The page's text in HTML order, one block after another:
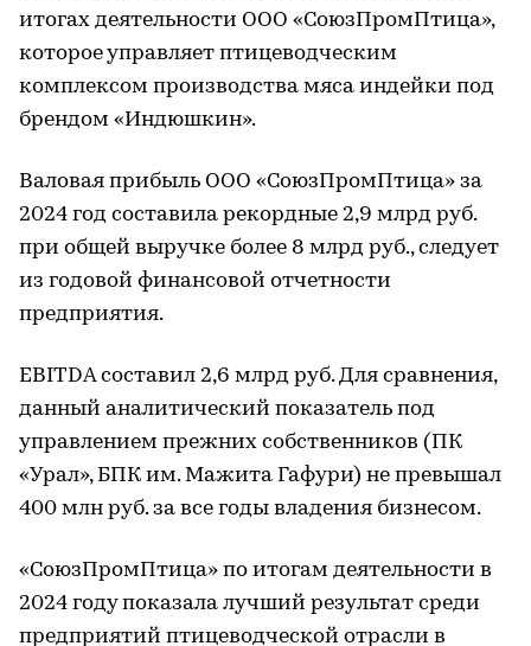
итогах деятельности ООО «СоюзПромПтица»,
которое управляет птицеводческим
комплексом производства мяса индейки под
брендом «Индюшкин».
Валовая прибыль ООО «СоюзПромПтица» за
2024 год составила рекордные 2,9 млрд руб.
при общей выручке более 8 млрд руб., следует
из годовой финансовой отчетности
предприятия.
EBITDA составил 2,6 млрд руб. Для сравнения,
данный аналитический показатель под
управлением прежних собственников (ПК
«Урал», БПК им. Мажита Гафури) не превышал
400 млн руб. за все годы владения бизнесом.
«СоюзПромПтица» по итогам деятельности в
2024 году показала лучший результат среди
предприятий птицеводческой отрасли в